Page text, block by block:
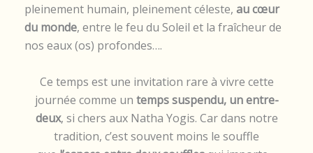
pleinement humain, pleinement céleste, au cœur
du monde, entre le feu du Soleil et la fraîcheur de
nos eaux (os) profondes….
Ce temps est une invitation rare à vivre cette
journée comme un temps suspendu, un entre-
deux, si chers aux Natha Yogis. Car dans notre
tradition, c’est souvent moins le souffle